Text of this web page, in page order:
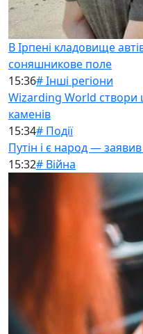
В Ірпені кладовище
соняшникове поле
15:36# Інші регіони
Wizarding World створи
каменів
15:34# Події
Путін і є народ —
15:32# Війна